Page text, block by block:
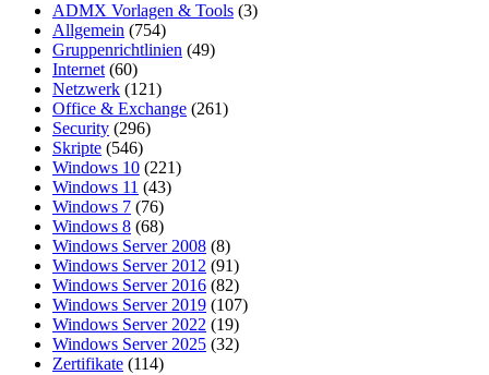
ADMX Vorlagen & Tools (3)
Allgemein (754)
Gruppenrichtlinien (49)
Internet (60)
Netzwerk (121)
Office & Exchange (261)
Security (296)
Skripte (546)
Windows 10 (221)
Windows 11 (43)
Windows 7 (76)
Windows 8 (68)
Windows Server 2008 (8)
Windows Server 2012 (91)
Windows Server 2016 (82)
Windows Server 2019 (107)
Windows Server 2022 (19)
Windows Server 2025 (32)
Zertifikate (114)